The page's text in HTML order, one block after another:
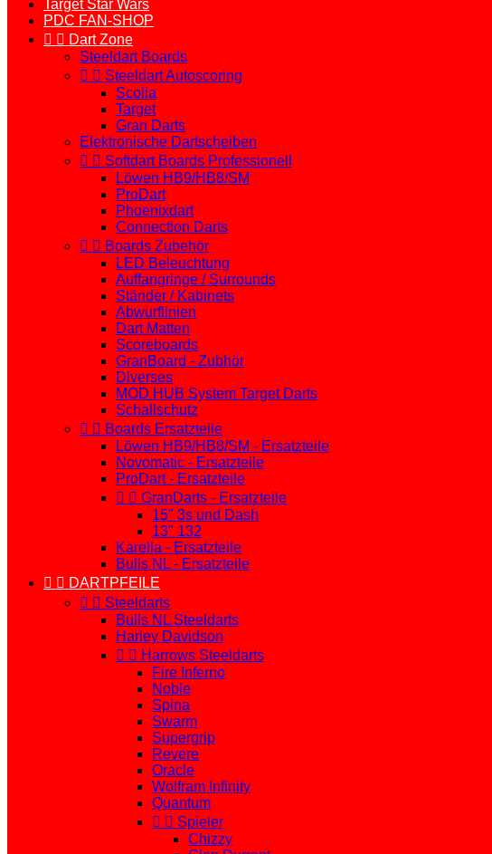
Target Star Wars
PDC FAN-SHOP
  Dart Zone
Steeldart Boards
  Steeldart Autoscoring
Scolia
Target
Gran Darts
Elektronische Dartscheiben
  Softdart Boards Professionell
Löwen HB9/HB8/SM
ProDart
Phoenixdart
Connection Darts
  Boards Zubehör
LED Beleuchtung
Auffangringe / Surrounds
Ständer / Kabinets
Abwurflinien
Dart Matten
Scoreboards
GranBoard - Zubhör
Diverses
MOD HUB System Target Darts
Schallschutz
  Boards Ersatzteile
Löwen HB9/HB8/SM - Ersatzteile
Novomatic - Ersatzteile
ProDart - Ersatzteile
  GranDarts - Ersatzteile
15" 3s und Dash
13" 132
Karella - Ersatzteile
Bulls NL - Ersatzteile
  DARTPFEILE
  Steeldarts
Bulls NL Steeldarts
Harley Davidson
  Harrows Steeldarts
Fire Inferno
Noble
Spina
Swarm
Supergrip
Revere
Oracle
Wolfram Infinity
Quantum
  Spieler
Chizzy